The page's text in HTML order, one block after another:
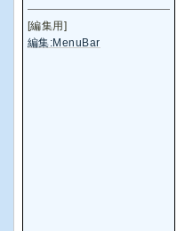
[編集用]
編集:MenuBar